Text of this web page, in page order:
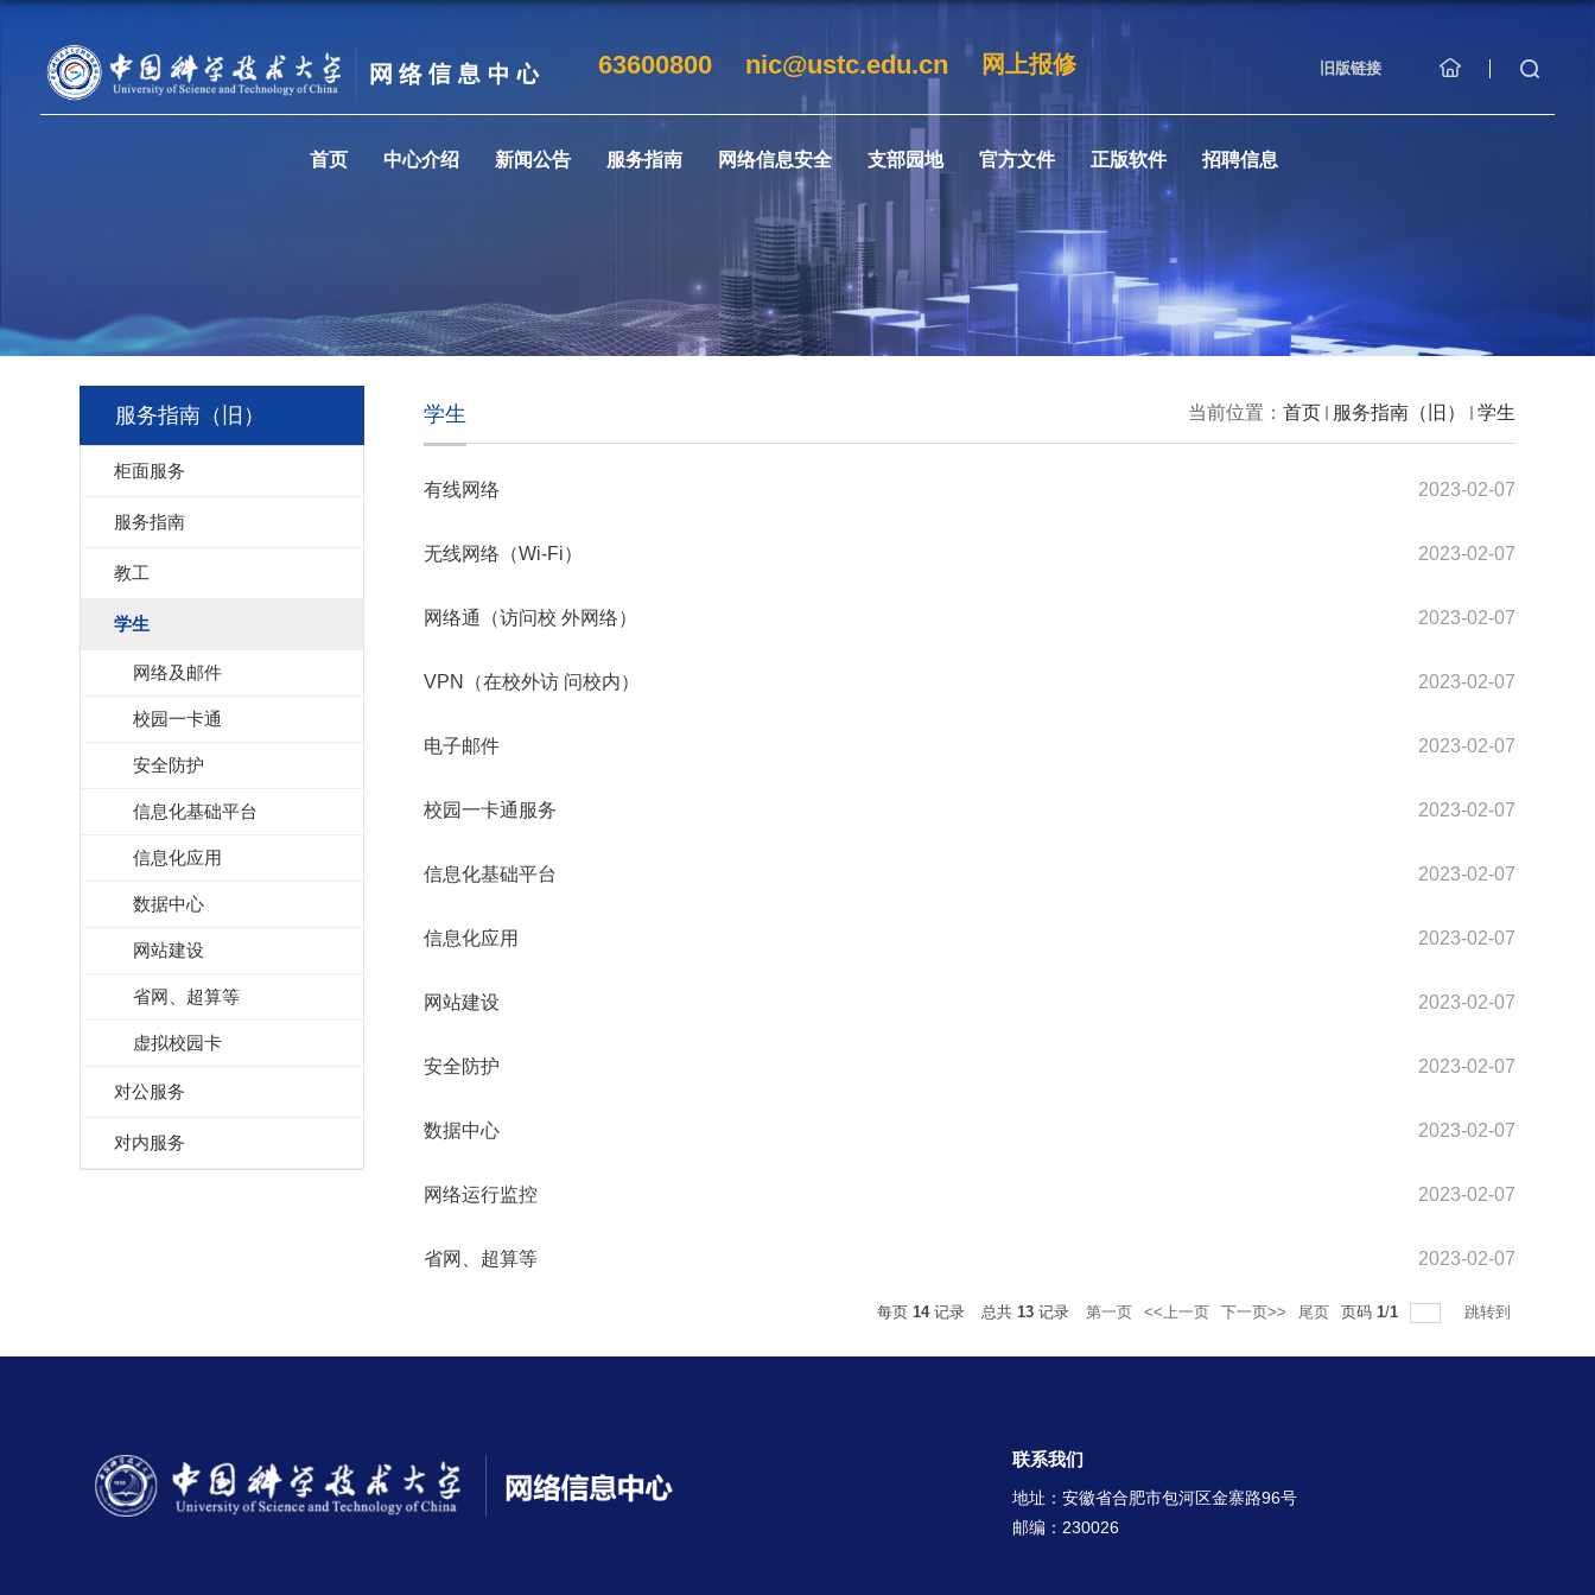
63600800 nic@ustc.edu.cn 网上报修 旧版链接
首页 中心介绍 新闻公告 服务指南 网络信息安全 支部园地 官方文件 正版软件 招聘信息
服务指南（旧）
柜面服务
服务指南
教工
学生
网络及邮件
校园一卡通
安全防护
信息化基础平台
信息化应用
数据中心
网站建设
省网、超算等
虚拟校园卡
对公服务
对内服务
当前位置： 首页 服务指南（旧） 学生
学生
有线网络 2023-02-07
无线网络（Wi-Fi） 2023-02-07
网络通（访问校 外网络） 2023-02-07
VPN（在校外访 问校内） 2023-02-07
电子邮件 2023-02-07
校园一卡通服务 2023-02-07
信息化基础平台 2023-02-07
信息化应用 2023-02-07
网站建设 2023-02-07
安全防护 2023-02-07
数据中心 2023-02-07
网络运行监控 2023-02-07
省网、超算等 2023-02-07
每页 14记录 总共 13记录 第一页 <<上一页 下一页>> 尾页 页码 1/1 跳转到
联系我们
地址：安徽省合肥市包河区金寨路96号
邮编：230026